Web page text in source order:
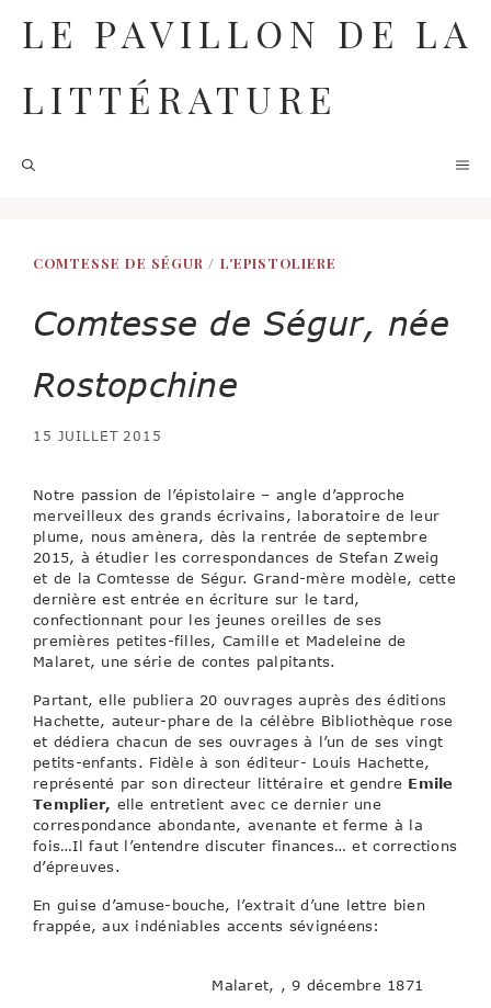
contenu
LE PAVILLON DE LA
LITTÉRATURE
COMTESSE DE SÉGUR / L'EPISTOLIERE
Comtesse de Ségur, née
Rostopchine
15 JUILLET 2015
Notre passion de l’épistolaire – angle d’approche
merveilleux des grands écrivains, laboratoire de leur
plume, nous amènera, dès la rentrée de septembre
2015, à étudier les correspondances de Stefan Zweig
et de la Comtesse de Ségur. Grand-mère modèle, cette
dernière est entrée en écriture sur le tard,
confectionnant pour les jeunes oreilles de ses
premières petites-filles, Camille et Madeleine de
Malaret, une série de contes palpitants.
Partant, elle publiera 20 ouvrages auprès des éditions
Hachette, auteur-phare de la célèbre Bibliothèque rose
et dédiera chacun de ses ouvrages à l’un de ses vingt
petits-enfants. Fidèle à son éditeur- Louis Hachette,
représenté par son directeur littéraire et gendre Emile
Templier, elle entretient avec ce dernier une
correspondance abondante, avenante et ferme à la
fois…Il faut l’entendre discuter finances… et corrections
d’épreuves.
En guise d’amuse-bouche, l’extrait d’une lettre bien
frappée, aux indéniables accents sévignéens:
Malaret, , 9 décembre 1871